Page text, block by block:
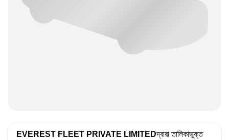
EVEREST FLEET PRIVATE LIMITEDদ্বারা তালিকাভুক্ত